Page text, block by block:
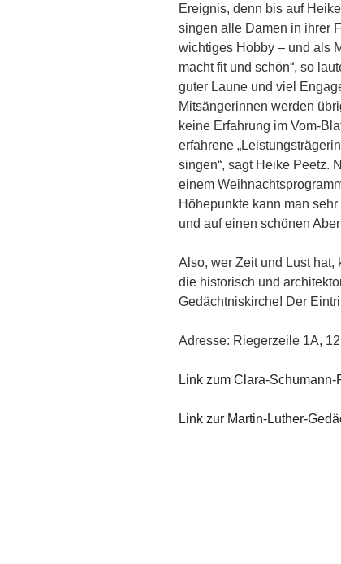
Ereignis, denn bis auf
singen alle Damen in ihrer
wichtiges Hobby – und als
macht fit und schön“, so
guter Laune und viel
Mitsängerinnen werden
keine Erfahrung im Vom-
erfahrene
singen“, sagt Heike Peetz.
einem
Höhepunkte kann man
und auf einen schönen
Also, wer Zeit und Lust hat,
die historisch und
Gedächtniskirche! Der
Adresse: Riegerzeile 1A,
Link zum Clara-Schumann-
Link zur Martin-Luther-